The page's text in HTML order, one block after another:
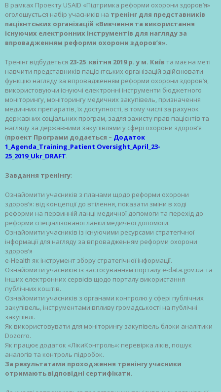
В рамках Проекту USAID «Підтримка реформи охорони здоров’я»
оголошується набір учасників на тренінг для представників
пацієнтських організацій «Вивчення та використання
існуючих електронних інструментів для нагляду за
впровадженням реформи охорони здоров’я».
Тренінг відбудеться 23-25 квітня 2019 р. у м. Київ та має на меті
навчити представників пацієнтських організацій здійснювати
функцію нагляду за впровадженням реформи охорони здоров’я,
використовуючи існуючі електронні інструменти бюджетного
моніторингу, моніторингу медичних закупівель, призначення
медичних препаратів, їх доступності, в тому числі за рахунок
державних соціальних програм, задля захисту прав пацієнтів та
нагляду за державними закупівлями у сфері охорони здоров’я
(проект Програми додається – Додаток
1_Agenda_Training_Patient Oversight_April_23-
25_2019_Ukr_DRAFT.
Завдання тренінгу:
Ознайомити учасників з планами щодо реформи охорони
здоров’я: від концепції до втілення, показати зміни в ході
реформи на первинній ланці медичної допомоги та перехід до
реформи спеціалізованої ланки медичної допомоги.
Ознайомити учасників із існуючими ресурсами стратегічної
інформації для нагляду за впровадженням реформи охорони
здоров’я
е-Health як інструмент збору стратегічної інформації.
Ознайомити учасників із застосуванням порталу e-data.gov.ua та
інших електронних сервісів щодо порталу використання
публічних коштів.
Ознайомити учасників з органами контролю у сфері публічних
закупівель, інструментами впливу громадськості на публічні
закупівлі.
Як використовувати для моніторингу закупівель блоки аналітики
Dozorro.
Як працює додаток «ЛікиКонтроль»: перевірка ліків, пошук
аналогів та контроль підробок.
За результатами проходження тренінгу учасники
отримають відповідні сертифікати.